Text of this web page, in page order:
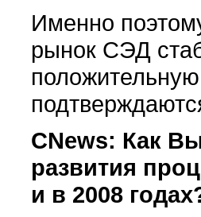
Именно
рынок СЭД
CNews: Как
развития
и в 2008